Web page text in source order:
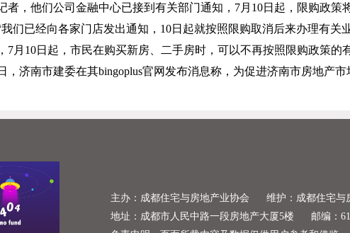
者，他们公司金融中心已接到有关部门通知， 7月 10日起，限购政策
们已经向各家门店发出通知， 10日起就按照限购取消后来办理有关
7月 10日起，市民在购买新房、二手房时，可以不再按照限购政策的
，济南市建委在其bingoplus官网发布消息称，为促进济南市房地产
主办：成都住宅与房地产业协会
维护：成都住宅与
地址：成都市人民中路一段房地产大厦5楼
邮编：